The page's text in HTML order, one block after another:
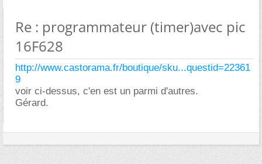
Re : programmateur (timer)avec pic
16F628
http://www.castorama.fr/boutique/sku...questid=22361
9
voir ci-dessus, c'en est un parmi d'autres.
Gérard.